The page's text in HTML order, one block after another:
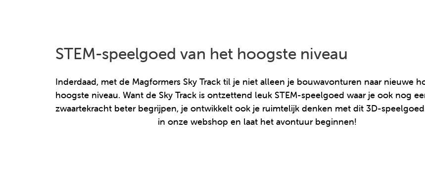
STEM-speelgoed van het hoogste niveau
Inderdaad, met de Magformers Sky Track til je niet alleen je bouwavonturen naar nieuwe
hoogste niveau. Want de Sky Track is ontzettend leuk STEM-speelgoed waar je ook nog
zwaartekracht beter begrijpen, je ontwikkelt ook je ruimtelijk denken met dit 3D-
in onze webshop en laat het avontuur beginnen!